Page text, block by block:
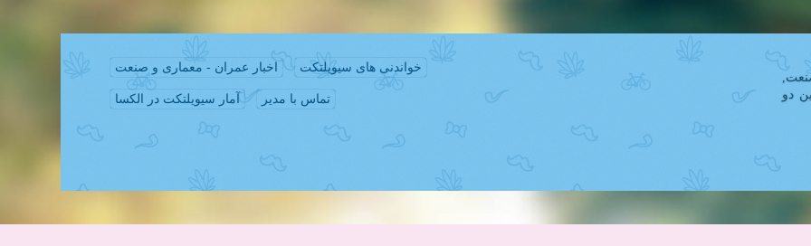
دو
خواندنی های سیویلتکت اخبار عمران - معماری و صنعت
تماس با مدیر آمار سیویلتکت در الکسا